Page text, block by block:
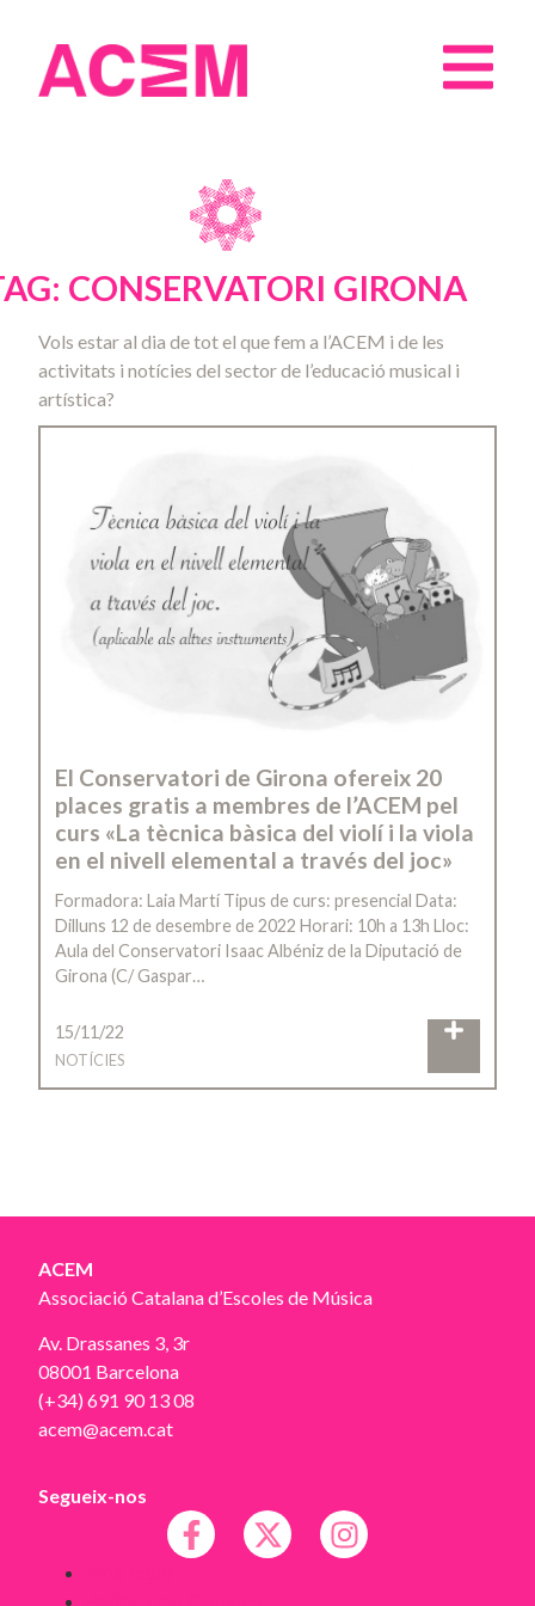
CONSERVATORI GIRONA
Vols estar al dia de tot el que fem a l’ACEM i de les
activitats i notícies del sector de l’educació musical i
artística?
El Conservatori de Girona ofereix 20
places gratis a membres de l’ACEM pel
curs «La tècnica bàsica del violí i la viola
en el nivell elemental a través del joc»
Formadora: Laia Martí Tipus de curs: presencial Data:
Dilluns 12 de desembre de 2022 Horari: 10h a 13h Lloc:
Aula del Conservatori Isaac Albéniz de la Diputació de
Girona (C/ Gaspar…
15/11/22
NOTÍCIES
ACEM
Associació Catalana d’Escoles de Música
Av. Drassanes 3, 3r
08001 Barcelona
(+34) 691 90 13 08
acem@acem.cat
Segueix-nos